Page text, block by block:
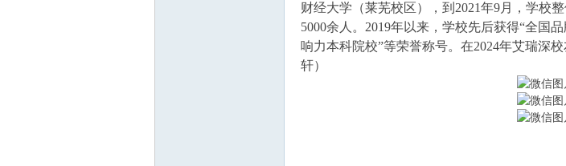
财经大学（莱芜校区），到2021年9月，学校
5000余人。2019年以来，学校先后获得“全国
响力本科院校”等荣誉称号。在2024年艾瑞
轩）